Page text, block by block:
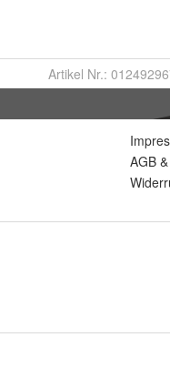
Artikel Nr.:
AGB &